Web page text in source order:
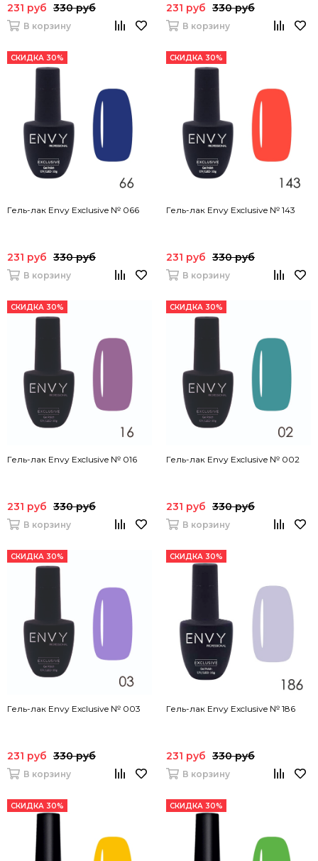
231 руб 330 руб
В корзину
231 руб 330 руб
В корзину
СКИДКА 30%
Гель-лак Envy Exclusive № 066
231 руб 330 руб
В корзину
СКИДКА 30%
Гель-лак Envy Exclusive № 143
231 руб 330 руб
В корзину
СКИДКА 30%
Гель-лак Envy Exclusive № 016
231 руб 330 руб
В корзину
СКИДКА 30%
Гель-лак Envy Exclusive № 002
231 руб 330 руб
В корзину
СКИДКА 30%
Гель-лак Envy Exclusive № 003
231 руб 330 руб
В корзину
СКИДКА 30%
Гель-лак Envy Exclusive № 186
231 руб 330 руб
В корзину
СКИДКА 30% СКИДКА 30%